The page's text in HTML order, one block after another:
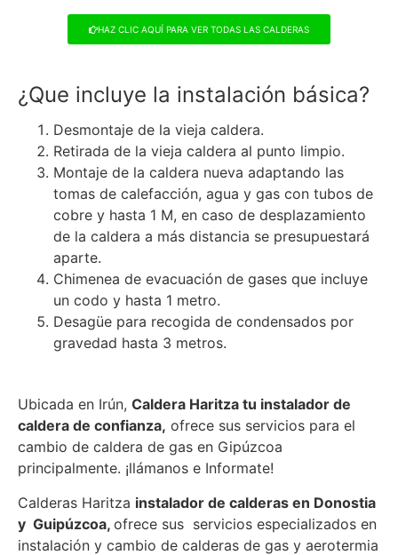
HAZ CLIC AQUÍ PARA VER TODAS LAS CALDERAS
¿Que incluye la instalación básica?
Desmontaje de la vieja caldera.
Retirada de la vieja caldera al punto limpio.
Montaje de la caldera nueva adaptando las
tomas de calefacción, agua y gas con tubos de
cobre y hasta 1 M, en caso de desplazamiento
de la caldera a más distancia se presupuestará
aparte.
Chimenea de evacuación de gases que incluye
un codo y hasta 1 metro.
Desagüe para recogida de condensados por
gravedad hasta 3 metros.
Ubicada en Irún, Caldera Haritza tu instalador de
caldera de confianza, ofrece sus servicios para el
cambio de caldera de gas en Gipúzcoa
principalmente. ¡llámanos e Informate!
Calderas Haritza instalador de calderas en Donostia
y Guipúzcoa, ofrece sus servicios especializados en
instalación y cambio de calderas de gas y aerotermia